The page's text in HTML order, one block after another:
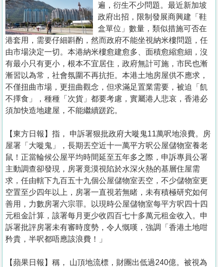
手
冊
關
於
我
們
遍，衍生不少問題。最近新加坡
政府出招，限制發展商興建「鞋
盒單位」數量，類似措施可否在
港套用，需要仔細斟酌，然而政府不能坐視納米樓問題，任
由市場決定一切。本港納米樓愈建愈多、面積愈縮愈細，沒
有最小只有更小，根本不宜居住，政府無計可施，市民也漸
漸習以為常，社會氛圍不再抗拒。本港土地房屋供不應求，
不僅扭曲市場，更扭曲觀念，但求滿足置業需要，被迫「飢
不擇食」，種種「次貨」都要考慮，實屬港人悲哀，香港必
須加快造地建屋，不能繼續蹉跎。
【東方日報】指， 申訴署狠批政府大嘥鬼11萬呎地浪費。房
屋署「大嘥鬼」，長期丟空近十一萬平方呎公屋儲物室養老
鼠！正當輪候公屋平均時間延至五年多之際，申訴專員公署
主動調查卻發現，房署竟漠視陷於水深火熱的基層住屋需
求，任由轄下九百五十九個公屋儲物室丟空，不少儲物室更
空置至少四年以上，房署一直視若無睹，未有積極研究如何
善用，力數房署六宗罪。以現時公屋儲物室每平方呎四十四
元租金計算，該署每月更少收四百七十多萬元租金收入。申
訴署批評房署未有審時度勢，令人慨嘆，強調「香港土地咁
矜貴，半呎都唔應該浪費！」
【蘋果日報】稱， 山頂地流標，財團出低過240億。被視為